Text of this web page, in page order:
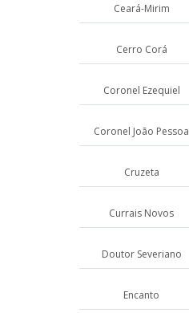
Ceará-Mirim
Cerro Corá
Coronel Ezequiel
Coronel João Pessoa
Cruzeta
Currais Novos
Doutor Severiano
Encanto